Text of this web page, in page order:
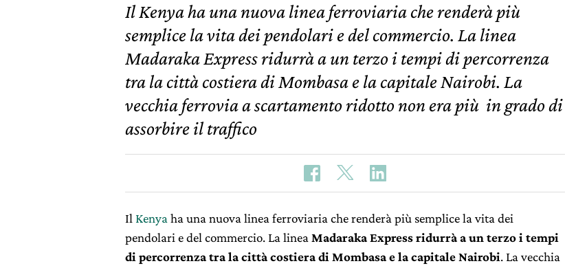
Il Kenya ha una nuova linea ferroviaria che renderà più
semplice la vita dei pendolari e del commercio. La linea
Madaraka Express ridurrà a un terzo i tempi di percorrenza
tra la città costiera di Mombasa e la capitale Nairobi. La
vecchia ferrovia a scartamento ridotto non era più in grado di
assorbire il traffico
Il Kenya ha una nuova linea ferroviaria che renderà più semplice la vita dei
pendolari e del commercio. La linea Madaraka Express ridurrà a un terzo i tempi
di percorrenza tra la città costiera di Mombasa e la capitale Nairobi. La vecchia